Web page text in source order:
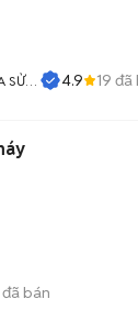
SỬ
4.9 19 đã
đã bán